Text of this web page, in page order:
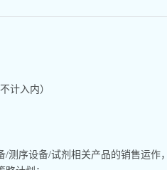
计入内）
测序设备/试剂相关产品的销售运作